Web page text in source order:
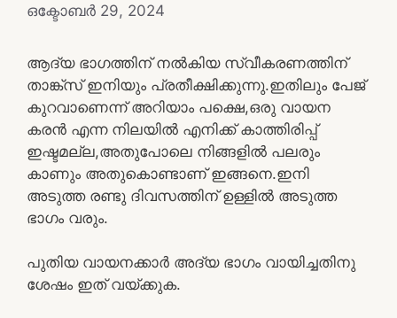
ഒക്ടോബർ 29, 2024
ആദ്യ ഭാഗത്തിന് നൽകിയ സ്വീകരണത്തിന്
താങ്ക്സ് ഇനിയും പ്രതീക്ഷിക്കുന്നു.ഇതിലും പേജ്
കുറവാണെന്ന് അറിയാം പക്ഷെ,ഒരു വായന
കരൻ എന്ന നിലയിൽ എനിക്ക് കാത്തിരിപ്പ്
ഇഷ്ടമല്ല,അതുപോലെ നിങ്ങളിൽ പലരും
കാണും അതുകൊണ്ടാണ് ഇങ്ങനെ.ഇനി
അടുത്ത രണ്ടു ദിവസത്തിന് ഉള്ളിൽ അടുത്ത
ഭാഗം വരും.
പുതിയ വായനക്കാർ അദ്യ ഭാഗം വായിച്ചതിനു
ശേഷം ഇത് വയ്ക്കുക.